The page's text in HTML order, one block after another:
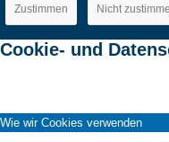
Zustimmen Nicht
Cookie- und
Wie wir Cookies verwenden